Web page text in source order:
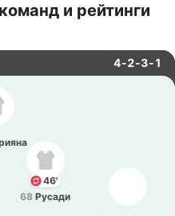
и рейтинги
4-2-3-1
46'
68 Русади